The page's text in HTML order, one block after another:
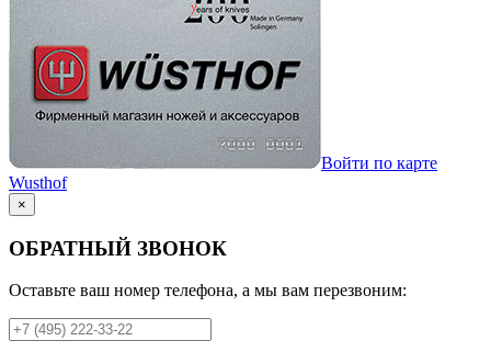
Войти по карте
Wusthof
×
ОБРАТНЫЙ ЗВОНОК
Оставьте ваш номер телефона, а мы вам перезвоним: